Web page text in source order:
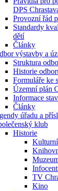
DPS
Provozní řád
Standardy
dětí
Články
výstavby a
Struktura
Historie
Formuláře ke
Územní plán
Informace
Články
úřadu a
klub
Historie
TV
Kino